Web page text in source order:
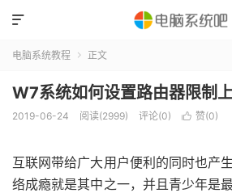

电脑系统教程  正文
W7系统如何设置路由器限制
2019-06-24 阅读(2999) 评论(0)  赞(0)
互联网带给广大用户便利的同时也产
络成瘾就是其中之一，并且青少年是